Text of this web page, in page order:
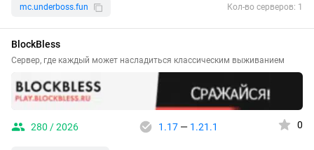
mc.underboss.fun Кол-во серверов: 1
BlockBless
Сервер, где каждый может насладиться классическим выживанием
280 / 2026 1.17— 1.21.1 0